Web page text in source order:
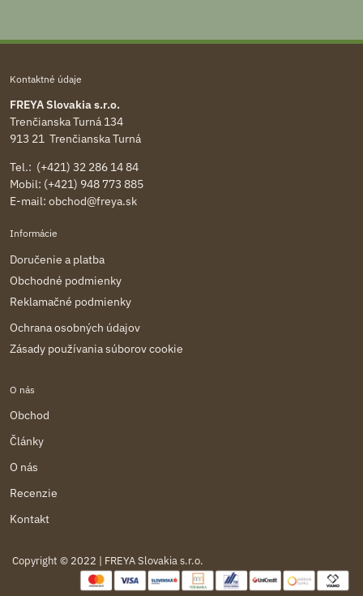
Kontaktné údaje
FREYA Slovakia s.r.o.
Trenčianska Turná 134
913 21 Trenčianska Turná
Tel.: (+421) 32 286 14 84
Mobil: (+421) 948 773 885
E-mail: obchod@freya.sk
Informácie
Doručenie a platba
Obchodné podmienky
Reklamačné podmienky
Ochrana osobných údajov
Zásady používania súborov cookie
O nás
Obchod
Články
O nás
Recenzie
Kontakt
Copyright © 2022 | FREYA Slovakia s.r.o.